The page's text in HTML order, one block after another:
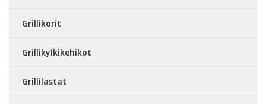
Grillikorit
Grillikylkikehikot
Grillilastat